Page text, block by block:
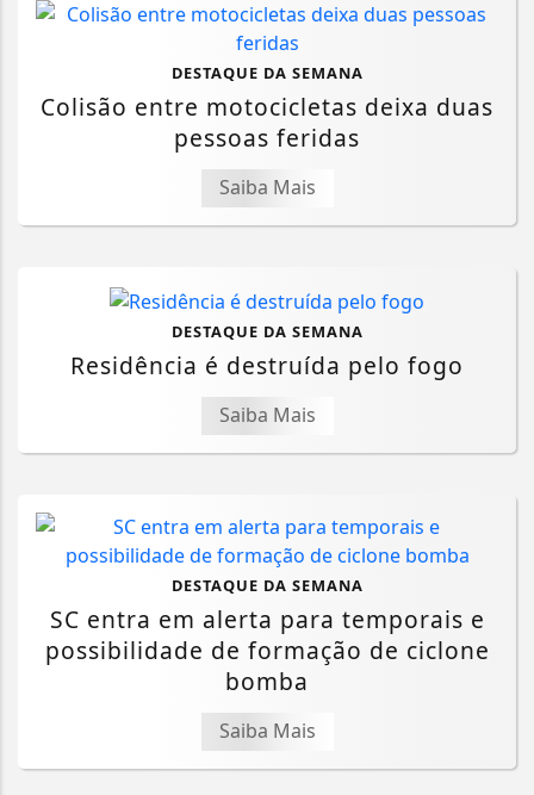
DESTAQUE DA SEMANA
Colisão entre motocicletas deixa duas
pessoas feridas
Saiba Mais
DESTAQUE DA SEMANA
Residência é destruída pelo fogo
Saiba Mais
DESTAQUE DA SEMANA
SC entra em alerta para temporais e
possibilidade de formação de ciclone
bomba
Saiba Mais